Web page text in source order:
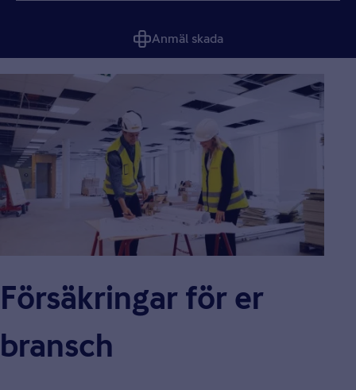
Anmäl skada
Försäkringar för er
bransch